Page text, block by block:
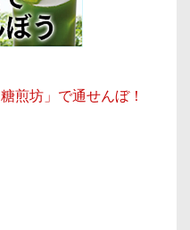
煎坊」で通せんぼ！